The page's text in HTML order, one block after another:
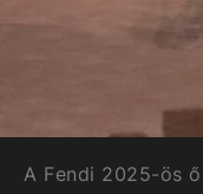
A Fendi 2025-ös